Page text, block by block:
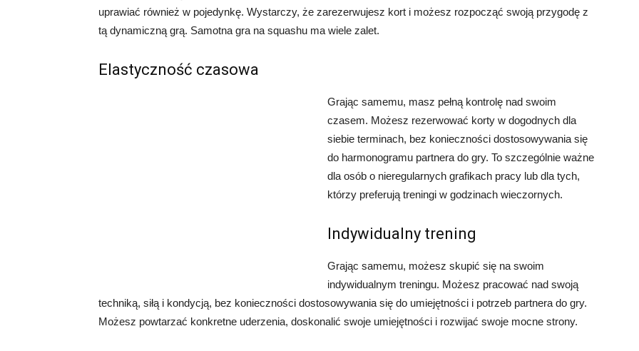
uprawiać również w pojedynkę. Wystarczy, że zarezerwujesz kort i możesz rozpocząć swoją przygodę z
tą dynamiczną grą. Samotna gra na squashu ma wiele zalet.
Elastyczność czasowa
Grając samemu, masz pełną kontrolę nad swoim
czasem. Możesz rezerwować korty w dogodnych dla
siebie terminach, bez konieczności dostosowywania się
do harmonogramu partnera do gry. To szczególnie ważne
dla osób o nieregularnych grafikach pracy lub dla tych,
którzy preferują treningi w godzinach wieczornych.
Indywidualny trening
Grając samemu, możesz skupić się na swoim
indywidualnym treningu. Możesz pracować nad swoją
techniką, siłą i kondycją, bez konieczności dostosowywania się do umiejętności i potrzeb partnera do gry.
Możesz powtarzać konkretne uderzenia, doskonalić swoje umiejętności i rozwijać swoje mocne strony.